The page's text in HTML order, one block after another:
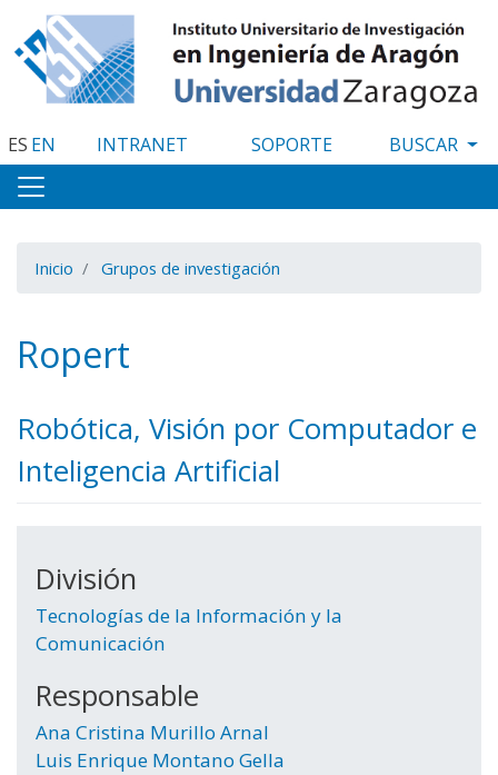
al
contenido
principal
ES EN INTRANET SOPORTE
Inicio Grupos de investigación
Ropert
Robótica, Visión por Computador e
Inteligencia Artificial
División
Tecnologías de la Información y la
Comunicación
Responsable
Ana Cristina Murillo Arnal
Luis Enrique Montano Gella